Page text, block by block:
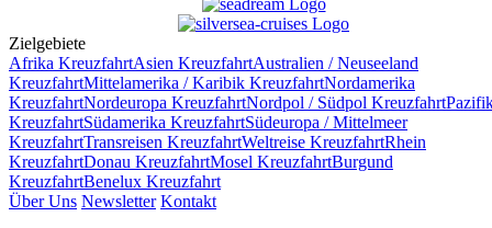
Zielgebiete
Afrika KreuzfahrtAsien KreuzfahrtAustralien / Neuseeland
KreuzfahrtMittelamerika / Karibik KreuzfahrtNordamerika
KreuzfahrtNordeuropa KreuzfahrtNordpol / Südpol Kreuzfahrt
KreuzfahrtSüdamerika KreuzfahrtSüdeuropa / Mittelmeer
KreuzfahrtTransreisen KreuzfahrtWeltreise KreuzfahrtRhein
KreuzfahrtDonau KreuzfahrtMosel KreuzfahrtBurgund
KreuzfahrtBenelux Kreuzfahrt
Über Uns Newsletter Kontakt